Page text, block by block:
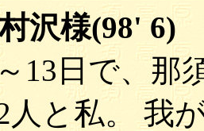
沢様(98' 6)
13日で、那
人と私。 我